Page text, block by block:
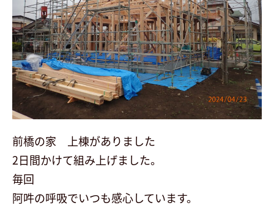
ブログ
会社案内
最新イベント
展示場予約
お問い合わせ・資料請求
前橋の家 上棟がありました
2日間かけて組み上げました。
毎回
阿吽の呼吸でいつも感心しています。